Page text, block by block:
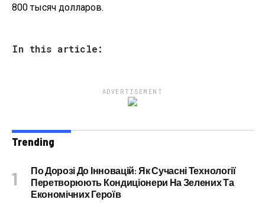
800 тысяч долларов.
In this article:
ADVERTISEMENT
Trending
По Дорозі До Інновацій: Як Сучасні Технології
Перетворюють Кондиціонери На Зелених Та
Економічних Героїв